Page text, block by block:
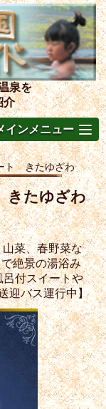
泉を
介
インメニュー
ト きたゆざわ
きたゆざわ
菜、春野菜な
絶景の湯浴み
付スイートや
迎バス運行中】